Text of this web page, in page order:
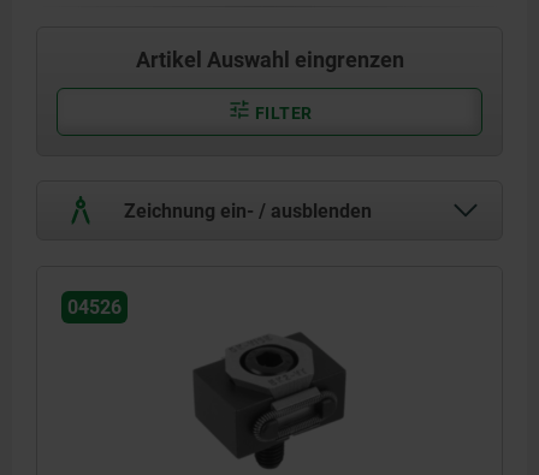
Artikel Auswahl eingrenzen
FILTER
Zeichnung ein- / ausblenden
04526